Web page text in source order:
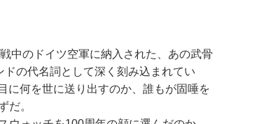
中のドイツ空軍に納入された、あの武骨
の代名詞として深く刻み込まれてい
に何を世に送り出すのか、誰もが固唾を
だ。